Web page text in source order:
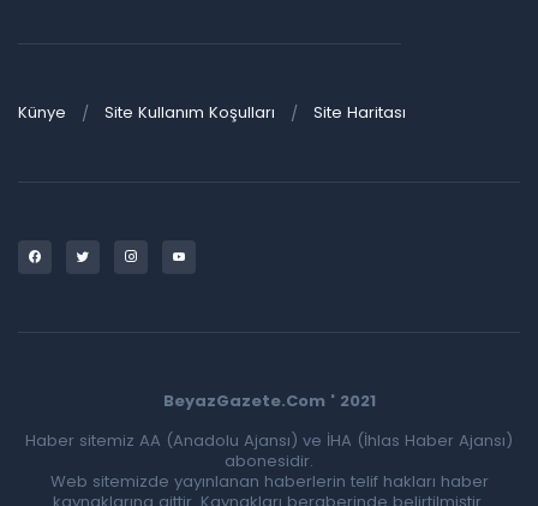
Künye Site Kullanım Koşulları Site Haritası
BeyazGazete.Com ' 2021
Haber sitemiz AA (Anadolu Ajansı) ve İHA (İhlas Haber Ajansı)
abonesidir.
Web sitemizde yayınlanan haberlerin telif hakları haber
kaynaklarına aittir. Kaynakları beraberinde belirtilmiştir.